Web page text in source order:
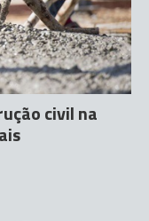
civil na